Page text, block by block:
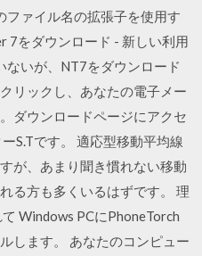
ファイル名の拡張子を使用す
7をダウンロード - 新しい利用
ないが、NT7をダウンロード
リックし、あなたの電子メー
ダウンロードページにアクセ
S.Tです。 適応型移動平均線
が、あまり聞き慣れない移動
る方も多くいるはずです。 理
Windows PCにPhoneTorch
します。 あなたのコンピュー